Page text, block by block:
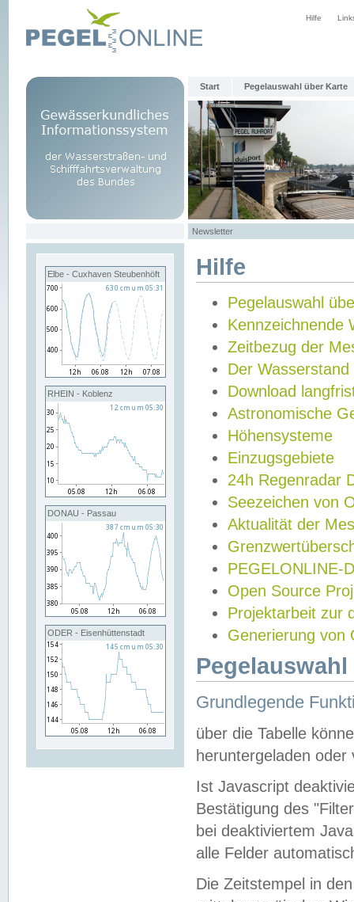
Hilfe
Start Pegelauswahl über Karte
Newsletter
Elbe - Cuxhaven Steubenhöft
RHEIN - Koblenz
DONAU - Passau
ODER - Eisenhüttenstadt
Hilfe
Pegelauswahl
Kennzeichnende
Zeitbezug der
Der Wasserstand
Download
Astronomische
Höhensysteme
Einzugsgebiete
24h Regenradar
Seezeichen von
Aktualität der
PEGELONLINE-
Open Source
Projektarbeit zur
Generierung von
Grundlegende
über die Tabelle
heruntergeladen oder
Ist Javascript
Bestätigung des
bei deaktiviertem
alle Felder
Die Zeitstempel in